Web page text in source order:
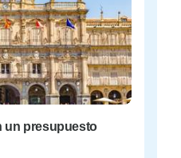
un presupuesto